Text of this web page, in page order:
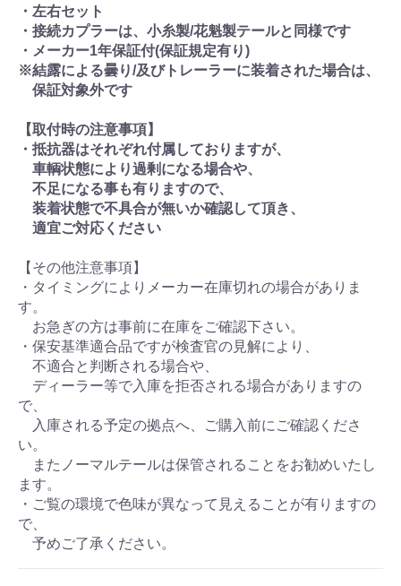
・左右セット
・接続カプラーは、小糸製/花魁製テールと同様です
・メーカー1年保証付(保証規定有り)
※結露による曇り/及びトレーラーに装着された場合は、
保証対象外です
【取付時の注意事項】
・抵抗器はそれぞれ付属しておりますが、
車輌状態により過剰になる場合や、
不足になる事も有りますので、
装着状態で不具合が無いか確認して頂き、
適宜ご対応ください
【その他注意事項】
・タイミングによりメーカー在庫切れの場合がありま
す。
お急ぎの方は事前に在庫をご確認下さい。
・保安基準適合品ですが検査官の見解により、
不適合と判断される場合や、
ディーラー等で入庫を拒否される場合がありますの
で、
入庫される予定の拠点へ、ご購入前にご確認くださ
い。
またノーマルテールは保管されることをお勧めいたし
ます。
・ご覧の環境で色味が異なって見えることが有りますの
で、
予めご了承ください。